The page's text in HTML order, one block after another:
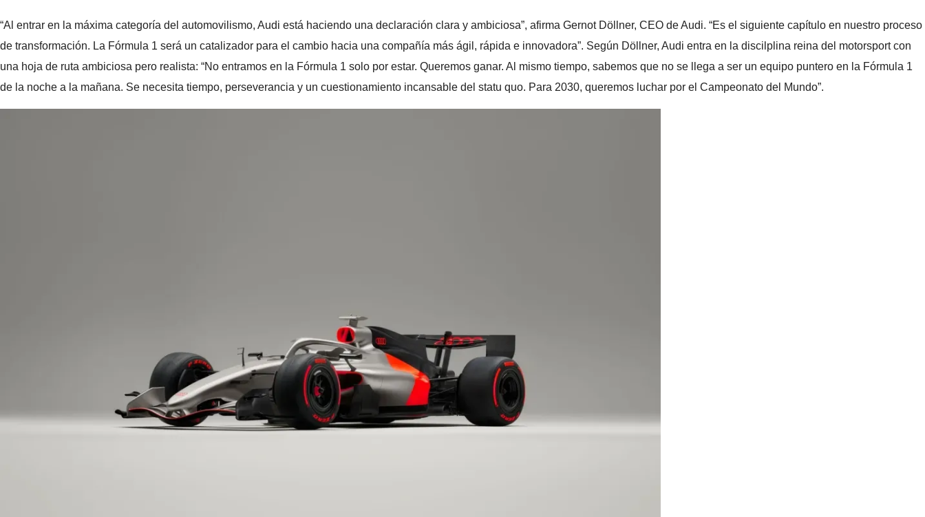
“Al entrar en la máxima categoría del automovilismo, Audi está haciendo una declaración clara y ambiciosa”, afirma Gernot Döllner, CEO de Audi. “Es el siguiente capítulo en nuestro proceso
de transformación. La Fórmula 1 será un catalizador para el cambio hacia una compañía más ágil, rápida e innovadora”. Según Döllner, Audi entra en la discilplina reina del motorsport con
una hoja de ruta ambiciosa pero realista: “No entramos en la Fórmula 1 solo por estar. Queremos ganar. Al mismo tiempo, sabemos que no se llega a ser un equipo puntero en la Fórmula 1
de la noche a la mañana. Se necesita tiempo, perseverancia y un cuestionamiento incansable del statu quo. Para 2030, queremos luchar por el Campeonato del Mundo”.